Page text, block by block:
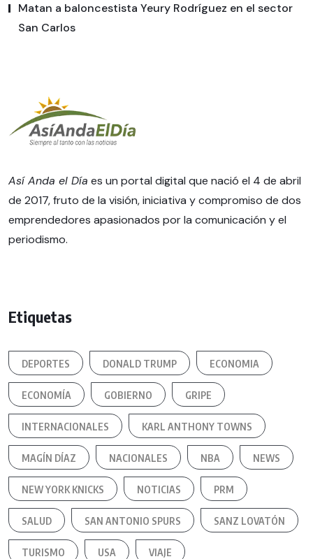
Matan a baloncestista Yeury Rodríguez en el sector
San Carlos
Así Anda el Día es un portal digital que nació el 4 de abril
de 2017, fruto de la visión, iniciativa y compromiso de dos
emprendedores apasionados por la comunicación y el
periodismo.
Etiquetas
DEPORTES DONALD TRUMP ECONOMIA
ECONOMÍA GOBIERNO GRIPE
INTERNACIONALES KARL ANTHONY TOWNS
MAGÍN DÍAZ NACIONALES NBA NEWS
NEW YORK KNICKS NOTICIAS PRM
SALUD SAN ANTONIO SPURS SANZ LOVATÓN
TURISMO USA VIAJE